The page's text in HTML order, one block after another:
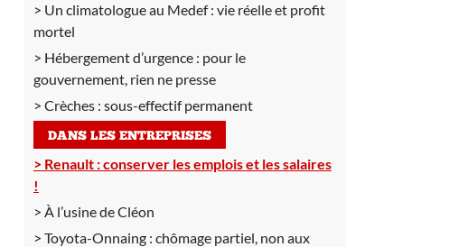
Un climatologue au Medef : vie réelle et profit
mortel
Hébergement d’urgence : pour le
gouvernement, rien ne presse
Crèches : sous-effectif permanent
DANS LES ENTREPRISES
Renault :conserver les emplois et les salaires
!
À l’usine de Cléon
Toyota-Onnaing : chômage partiel, non aux